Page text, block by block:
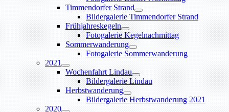
Timmendorfer Strand
Bildergalerie Timmendorfer Strand
Frühjahreskegeln
Fotogalerie Kegelnachmittag
Sommerwanderung
Fotogalerie Sommerwanderung
2021
Wochenfahrt Lindau
Bildergalerie Lindau
Herbstwanderung
Bildergalerie Herbstwanderung 2021
2020